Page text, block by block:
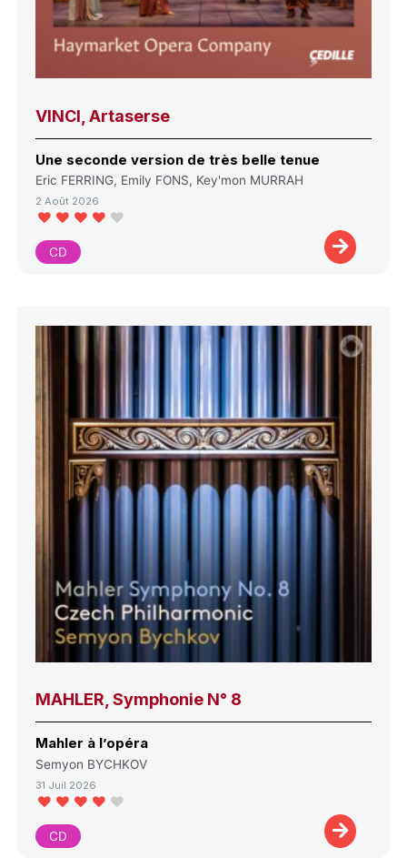
VINCI, Artaserse
Une seconde version de très belle tenue
Eric FERRING, Emily FONS, Key'mon MURRAH
2 Août 2026
CD
MAHLER, Symphonie N° 8
Mahler à l’opéra
Semyon BYCHKOV
31 Juil 2026
CD